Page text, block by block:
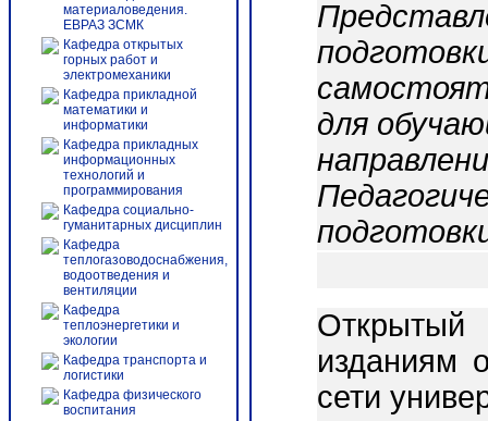
материаловедения.
ЕВРАЗ ЗСМК
Кафедра открытых
горных работ и
электромеханики
Кафедра прикладной
математики и
информатики
Кафедра прикладных
информационных
технологий и
программирования
Кафедра социально-
гуманитарных дисциплин
Кафедра
теплогазоводоснабжения,
водоотведения и
вентиляции
Кафедра
теплоэнергетики и
экологии
Кафедра транспорта и
логистики
Кафедра физического
воспитания
для
Открытый
изданиям
сети